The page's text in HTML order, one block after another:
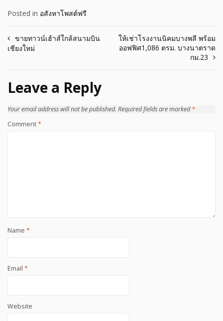
Posted in อสังหาโพสต์ฟรี
Post
ขายทาวน์เฮ้าส์ใกล้สนามบิน
เชียงใหม่
ให้เช่าโรงงานนิคมบางพลี พร้อม
ออฟฟิศ1,086 ตรม. บางนาตราด
กม.23
Leave a Reply
Your email address will not be published. Required fields are marked*
Comment*
Name *
Email *
Website